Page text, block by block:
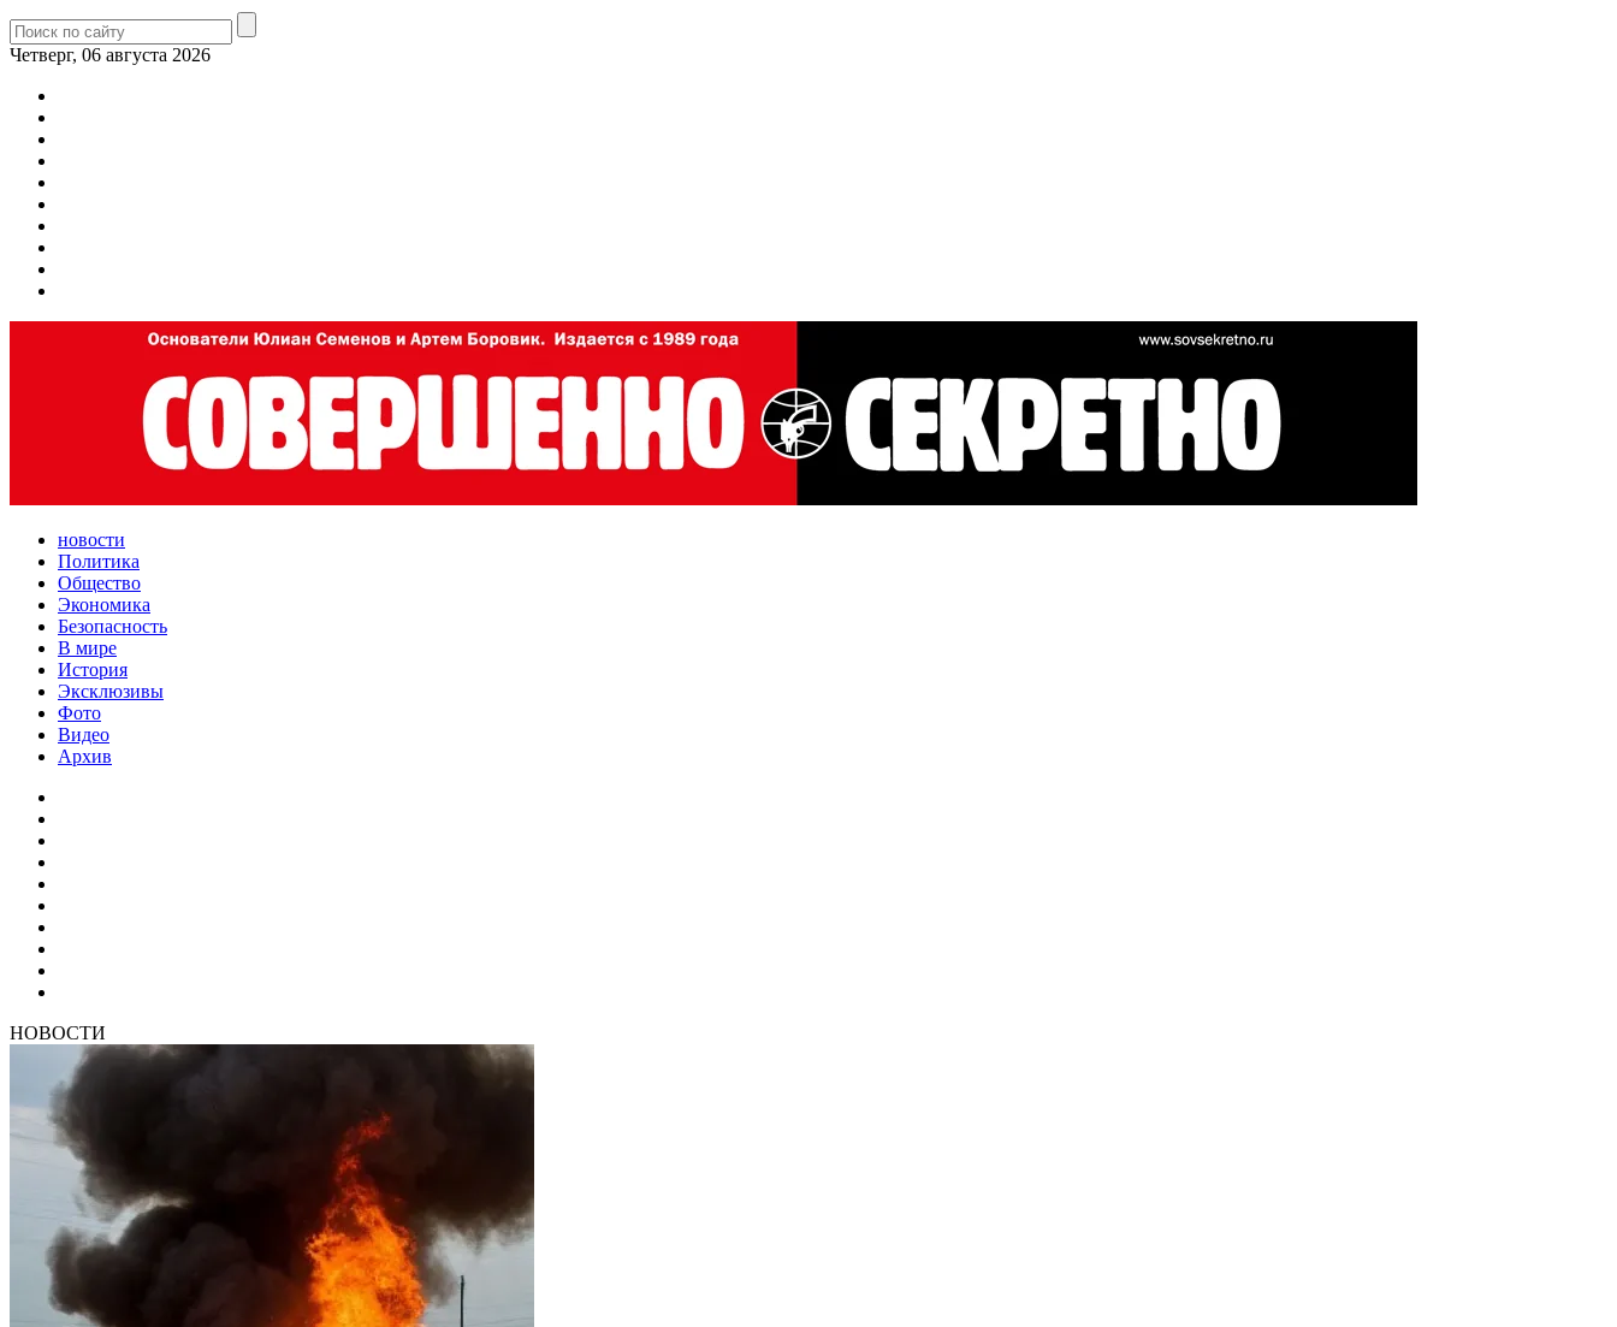
Четверг, 06 августа 2026
новости
Политика
Общество
Экономика
Безопасность
В мире
История
Эксклюзивы
Фото
Видео
Архив
НОВОСТИ